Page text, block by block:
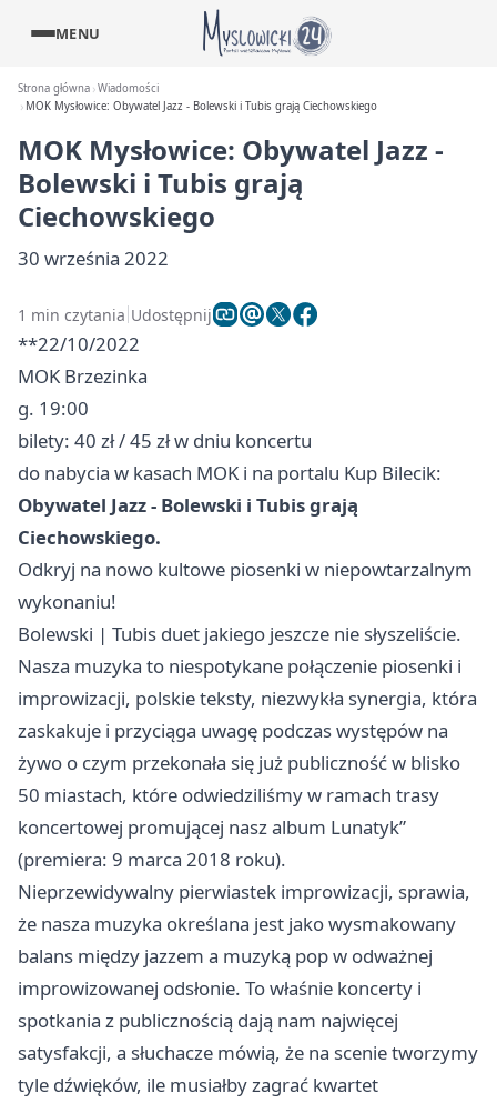
MENU
Strona główna Wiadomości
MOK Mysłowice: Obywatel Jazz - Bolewski i Tubis grają Ciechowskiego
MOK Mysłowice: Obywatel Jazz -
Bolewski i Tubis grają
Ciechowskiego
30 września 2022
1 min czytania Udostępnij
**22/10/2022
MOK Brzezinka
g. 19:00
bilety: 40 zł / 45 zł w dniu koncertu
do nabycia w kasach MOK i na portalu Kup Bilecik:
Obywatel Jazz - Bolewski i Tubis grają
Ciechowskiego.
Odkryj na nowo kultowe piosenki w niepowtarzalnym
wykonaniu!
Bolewski | Tubis duet jakiego jeszcze nie słyszeliście.
Nasza muzyka to niespotykane połączenie piosenki i
improwizacji, polskie teksty, niezwykła synergia, która
zaskakuje i przyciąga uwagę podczas występów na
żywo o czym przekonała się już publiczność w blisko
50 miastach, które odwiedziliśmy w ramach trasy
koncertowej promującej nasz album Lunatyk”
(premiera: 9 marca 2018 roku).
Nieprzewidywalny pierwiastek improwizacji, sprawia,
że nasza muzyka określana jest jako wysmakowany
balans między jazzem a muzyką pop w odważnej
improwizowanej odsłonie. To właśnie koncerty i
spotkania z publicznością dają nam najwięcej
satysfakcji, a słuchacze mówią, że na scenie tworzymy
tyle dźwięków, ile musiałby zagrać kwartet